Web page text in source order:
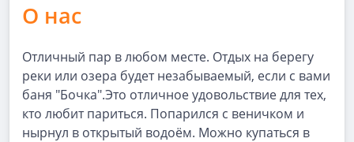
О нас
Отличный пар в любом месте. Отдых на берегу
реки или озера будет незабываемый, если с вами
баня "Бочка".Это отличное удовольствие для тех,
кто любит париться. Попарился с веничком и
нырнул в открытый водоём. Можно купаться в